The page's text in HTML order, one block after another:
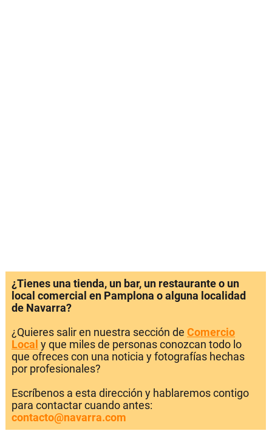
¿Tienes una tienda, un bar, un restaurante o un
local comercial en Pamplona o alguna localidad
de Navarra?
¿Quieres salir en nuestra sección de Comercio
Local y que miles de personas conozcan todo lo
que ofreces con una noticia y fotografías hechas
por profesionales?
Escríbenos a esta dirección y hablaremos contigo
para contactar cuando antes:
contacto@navarra.com